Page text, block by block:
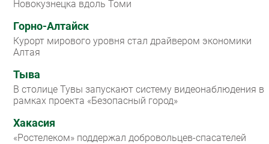
Новокузнецка вдоль Томи
Горно-Алтайск
Курорт мирового уровня стал драйвером экономики
Алтая
Тыва
В столице Тувы запускают систему видеонаблюдения в
рамках проекта «Безопасный город»
Хакасия
«Ростелеком» поддержал добровольцев-спасателей